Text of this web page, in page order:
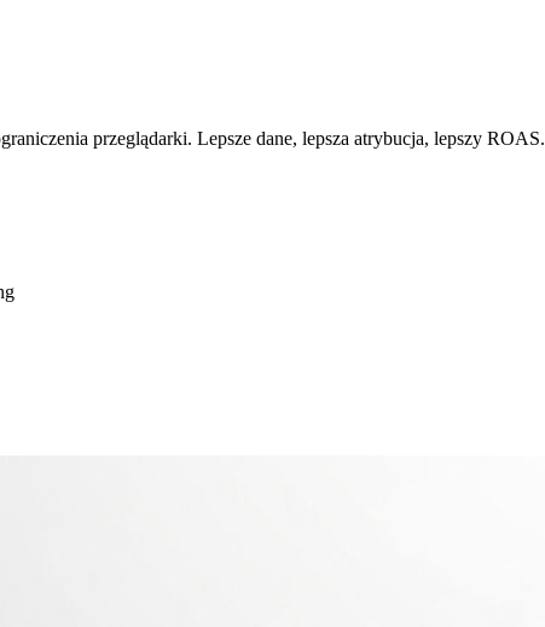
przeglądarki. Lepsze dane, lepsza atrybucja, lepszy ROAS.